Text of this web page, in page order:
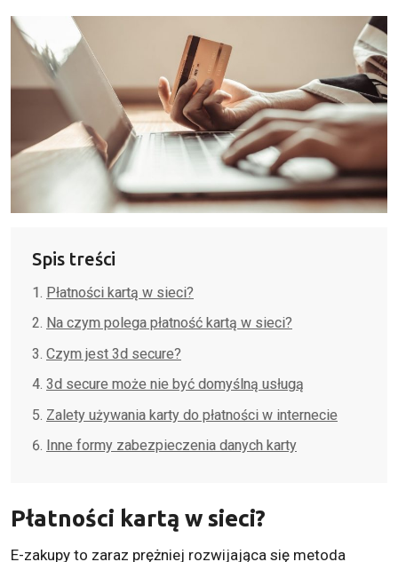
Spis treści
Płatności kartą w sieci?
Na czym polega płatność kartą w sieci?
Czym jest 3d secure?
3d secure może nie być domyślną usługą
Zalety używania karty do płatności w internecie
Inne formy zabezpieczenia danych karty
Płatności kartą w sieci?
E-zakupy to zaraz prężniej rozwijająca się metoda